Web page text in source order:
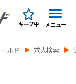
キープ中 メニュー
ルド 求人検索